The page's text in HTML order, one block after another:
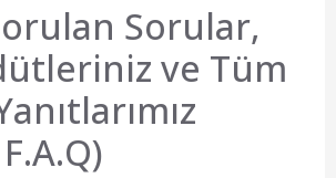
Sorular,
ve Tüm